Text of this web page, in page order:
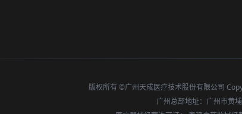
版权所有 ©广州天成医疗技术股份有限公司
广州总部地址：广州市黄